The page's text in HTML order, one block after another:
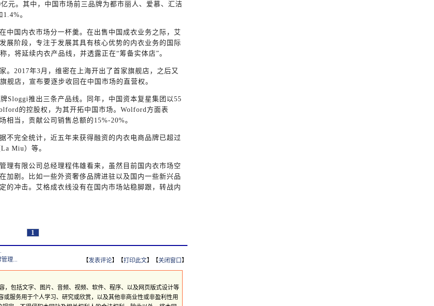
元。其中，中国市场前三品牌为都市丽人、爱慕、汇洁
。
中国内衣市场分一杯羹。在出售中国成衣业务之际，艾
展阶段，专注于发展其具有核心优势的内衣业务的国际
，将延续内衣产品线，并透露正在“筹备实体店”。
。2017年3月，维密在上海开出了首家旗舰店，之后又
舰店，宣布要逐步收回在中国市场的直营权。
Sloggi推出三条产品线。同年，中国资本复星集团以55
的控股权，为其开拓中国市场。Wolford方面表
相当，贡献公司销售总额的15%-20%。
不完全统计，近五年来获得融资的内衣电商品牌已超过
Miu）等。
理有限公司总经理程伟雄看来，虽然目前国内衣市场空
加剧。比如一些外资奢侈品牌进驻以及国内一些新兴品
的冲击。艾格成衣线没有在国内市场站稳脚跟，转战内
1
理... 【发表评论】【打印此文】【关闭窗口】
包括文字、图片、音频、视频、软件、程序、以及网页版式设计等
服务用于个人学习、研究或欣赏，以及其他非商业性或非盈利性用